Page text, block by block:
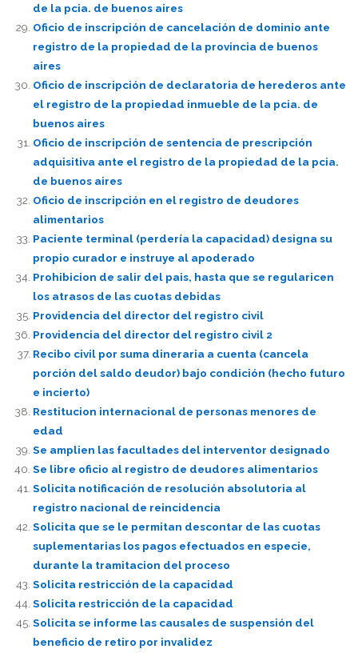
de la pcia. de buenos aires
Oficio de inscripción de cancelación de dominio ante
registro de la propiedad de la provincia de buenos
aires
Oficio de inscripción de declaratoria de herederos ante
el registro de la propiedad inmueble de la pcia. de
buenos aires
Oficio de inscripción de sentencia de prescripción
adquisitiva ante el registro de la propiedad de la pcia.
de buenos aires
Oficio de inscripción en el registro de deudores
alimentarios
Paciente terminal (perdería la capacidad) designa su
propio curador e instruye al apoderado
Prohibicion de salir del pais, hasta que se regularicen
los atrasos de las cuotas debidas
Providencia del director del registro civil
Providencia del director del registro civil 2
Recibo civil por suma dineraria a cuenta (cancela
porción del saldo deudor) bajo condición (hecho futuro
e incierto)
Restitucion internacional de personas menores de
edad
Se amplien las facultades del interventor designado
Se libre oficio al registro de deudores alimentarios
Solicita notificación de resolución absolutoria al
registro nacional de reincidencia
Solicita que se le permitan descontar de las cuotas
suplementarias los pagos efectuados en especie,
durante la tramitacion del proceso
Solicita restricción de la capacidad
Solicita restricción de la capacidad
Solicita se informe las causales de suspensión del
beneficio de retiro por invalidez